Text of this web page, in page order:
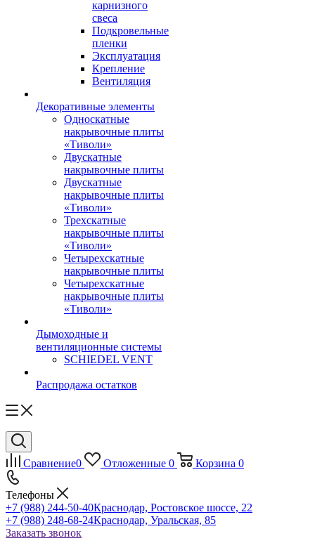
карнизного
свеса
Подкровельные
пленки
Эксплуатация
Крепление
Вентиляция
Декоративные элементы
Односкатные
накрывочные плиты
«Тиволи»
Двускатные
накрывочные плиты
Двускатные
накрывочные плиты
«Тиволи»
Трехскатные
накрывочные плиты
«Тиволи»
Четырехскатные
накрывочные плиты
Четырехскатные
накрывочные плиты
«Тиволи»
Дымоходные и
вентиляционные системы
SCHIEDEL VENT
Распродажа остатков
Сравнение0 Отложенные 0 Корзина 0
Телефоны
+7 (988) 244-50-40Краснодар, Ростовское шоссе, 22
+7 (988) 248-68-24Краснодар, Уральская, 85
Заказать звонок